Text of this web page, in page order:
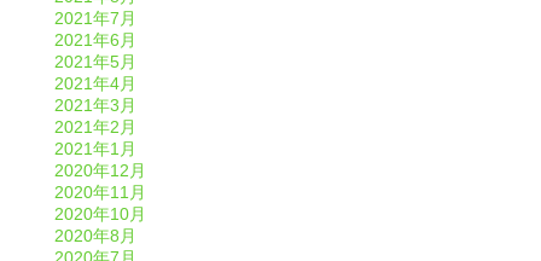
2021年7月
2021年6月
2021年5月
2021年4月
2021年3月
2021年2月
2021年1月
2020年12月
2020年11月
2020年10月
2020年8月